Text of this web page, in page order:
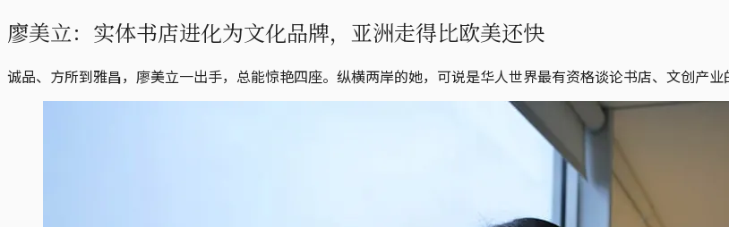
廖美立：实体书店进化为文化品牌，亚洲走得比欧美还快
诚品、方所到雅昌，廖美立一出手，总能惊艳四座。纵横两岸的她，可说是华人世界最有资格谈论书店、文创产业